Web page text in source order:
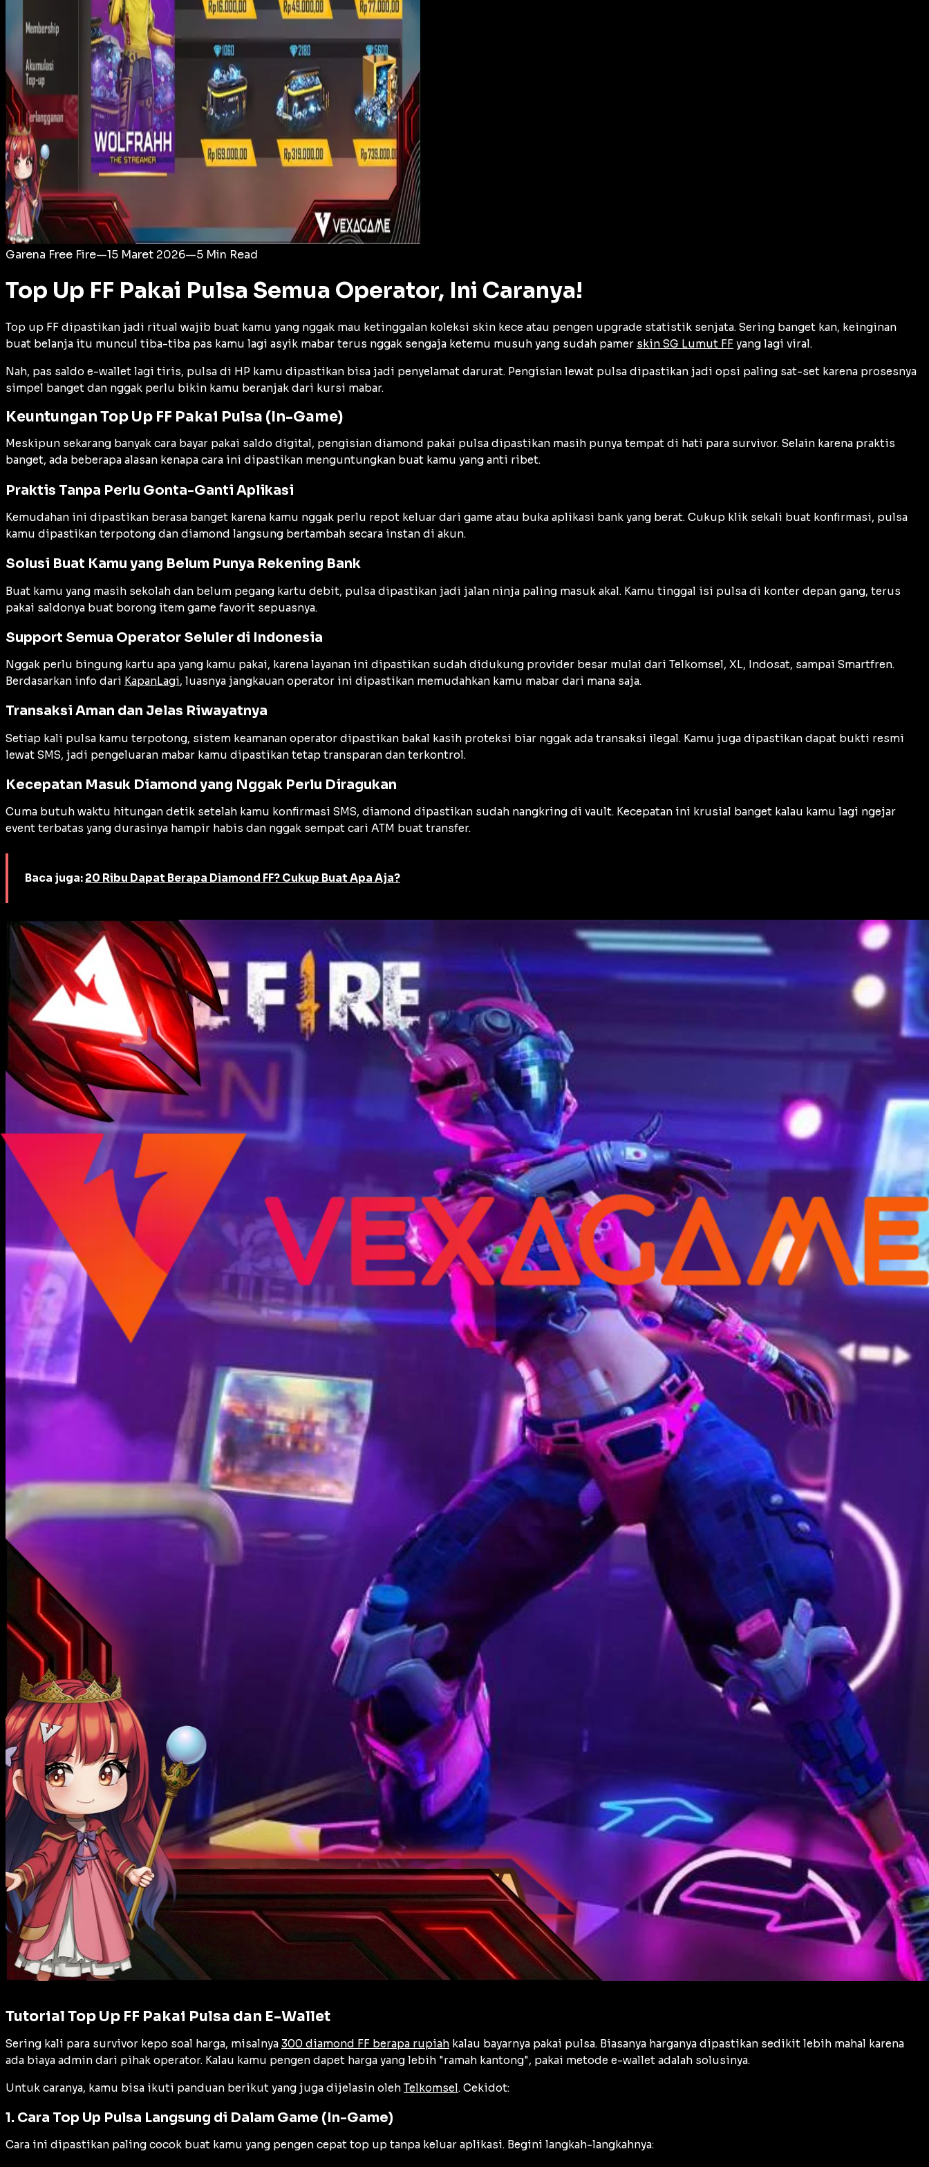
Garena Free Fire—15 Maret 2026—5 Min Read
Top Up FF Pakai Pulsa Semua Operator, Ini Caranya!
Top up FF dipastikan jadi ritual wajib buat kamu yang nggak mau ketinggalan koleksi skin kece atau pengen upgrade statistik senjata. Sering banget kan, keinginan
buat belanja itu muncul tiba-tiba pas kamu lagi asyik mabar terus nggak sengaja ketemu musuh yang sudah pamer skin SG Lumut FF yang lagi viral.
Nah, pas saldo e-wallet lagi tiris, pulsa di HP kamu dipastikan bisa jadi penyelamat darurat. Pengisian lewat pulsa dipastikan jadi opsi paling sat-set karena prosesnya
simpel banget dan nggak perlu bikin kamu beranjak dari kursi mabar.
Keuntungan Top Up FF Pakai Pulsa (In-Game)
Meskipun sekarang banyak cara bayar pakai saldo digital, pengisian diamond pakai pulsa dipastikan masih punya tempat di hati para survivor. Selain karena praktis
banget, ada beberapa alasan kenapa cara ini dipastikan menguntungkan buat kamu yang anti ribet.
Praktis Tanpa Perlu Gonta-Ganti Aplikasi
Kemudahan ini dipastikan berasa banget karena kamu nggak perlu repot keluar dari game atau buka aplikasi bank yang berat. Cukup klik sekali buat konfirmasi, pulsa
kamu dipastikan terpotong dan diamond langsung bertambah secara instan di akun.
Solusi Buat Kamu yang Belum Punya Rekening Bank
Buat kamu yang masih sekolah dan belum pegang kartu debit, pulsa dipastikan jadi jalan ninja paling masuk akal. Kamu tinggal isi pulsa di konter depan gang, terus
pakai saldonya buat borong item game favorit sepuasnya.
Support Semua Operator Seluler di Indonesia
Nggak perlu bingung kartu apa yang kamu pakai, karena layanan ini dipastikan sudah didukung provider besar mulai dari Telkomsel, XL, Indosat, sampai Smartfren.
Berdasarkan info dari KapanLagi, luasnya jangkauan operator ini dipastikan memudahkan kamu mabar dari mana saja.
Transaksi Aman dan Jelas Riwayatnya
Setiap kali pulsa kamu terpotong, sistem keamanan operator dipastikan bakal kasih proteksi biar nggak ada transaksi ilegal. Kamu juga dipastikan dapat bukti resmi
lewat SMS, jadi pengeluaran mabar kamu dipastikan tetap transparan dan terkontrol.
Kecepatan Masuk Diamond yang Nggak Perlu Diragukan
Cuma butuh waktu hitungan detik setelah kamu konfirmasi SMS, diamond dipastikan sudah nangkring di vault. Kecepatan ini krusial banget kalau kamu lagi ngejar
event terbatas yang durasinya hampir habis dan nggak sempat cari ATM buat transfer.
Baca juga: 20 Ribu Dapat Berapa Diamond FF? Cukup Buat Apa Aja?
Tutorial Top Up FF Pakai Pulsa dan E-Wallet
Sering kali para survivor kepo soal harga, misalnya 300 diamond FF berapa rupiah kalau bayarnya pakai pulsa. Biasanya harganya dipastikan sedikit lebih mahal karena
ada biaya admin dari pihak operator. Kalau kamu pengen dapet harga yang lebih "ramah kantong", pakai metode e-wallet adalah solusinya.
Untuk caranya, kamu bisa ikuti panduan berikut yang juga dijelasin oleh Telkomsel. Cekidot:
1. Cara Top Up Pulsa Langsung di Dalam Game (In-Game)
Cara ini dipastikan paling cocok buat kamu yang pengen cepat top up tanpa keluar aplikasi. Begini langkah-langkahnya: